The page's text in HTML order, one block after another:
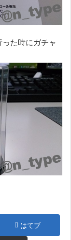
た時にガチャ
はてブ